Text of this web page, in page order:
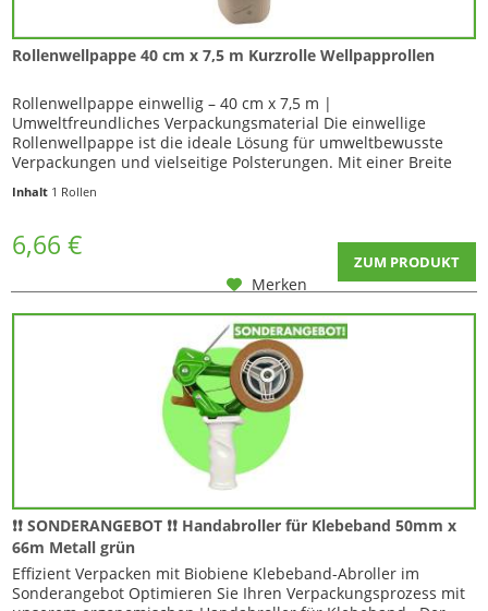
Rollenwellpappe 40 cm x 7,5 m Kurzrolle Wellpapprollen
Rollenwellpappe einwellig – 40 cm x 7,5 m |
Umweltfreundliches Verpackungsmaterial Die einwellige
Rollenwellpappe ist die ideale Lösung für umweltbewusste
Verpackungen und vielseitige Polsterungen. Mit einer Breite
Inhalt 1 Rollen
6,66 € ZUM PRODUKT
Merken
❗❗ SONDERANGEBOT ❗❗ Handabroller für Klebeband 50mm x
66m Metall grün
Effizient Verpacken mit Biobiene Klebeband-Abroller im
Sonderangebot Optimieren Sie Ihren Verpackungsprozess mit